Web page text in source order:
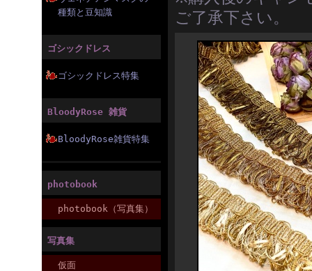
種類と豆知識
ゴシックドレス
ゴシックドレス特集
BloodyRose 雑貨
BloodyRose雑貨特集
photobook
photobook（写真集）
写真集
仮面
ご了承下さい。